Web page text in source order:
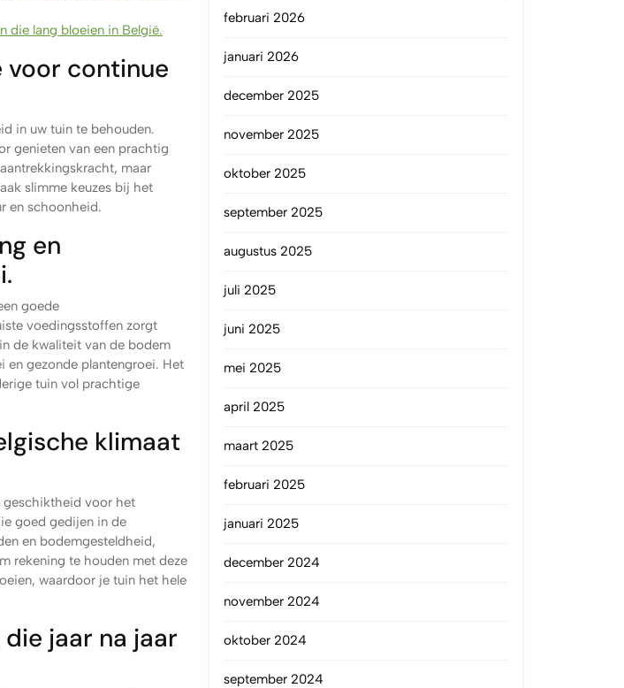
die lang bloeien in België.
voor continue
in uw tuin te behouden.
genieten van een prachtig
maar
slimme keuzes bij het
en schoonheid.
en
goede
voedingsstoffen zorgt
de kwaliteit van de bodem
en gezonde plantengroei. Het
tuin vol prachtige
klimaat
geschiktheid voor het
goed gedijen in de
en bodemgesteldheid,
rekening te houden met deze
waardoor je tuin het hele
jaar na jaar
februari 2026
januari 2026
december 2025
november 2025
oktober 2025
september 2025
augustus 2025
juli 2025
juni 2025
mei 2025
april 2025
maart 2025
februari 2025
januari 2025
december 2024
november 2024
oktober 2024
september 2024